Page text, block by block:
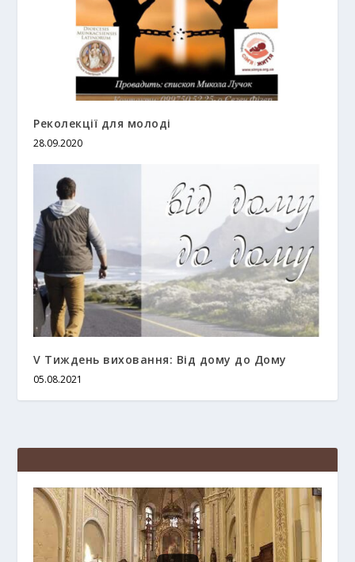
Реколекції для молоді
28.09.2020
V Тиждень виховання: Від дому до Дому
05.08.2021